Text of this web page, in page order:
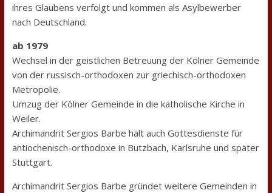
ihres Glaubens verfolgt und kommen als Asylbewerber
nach Deutschland.
ab 1979
Wechsel in der geistlichen Betreuung der Kölner Gemeinde
von der russisch-orthodoxen zur griechisch-orthodoxen
Metropolie.
Umzug der Kölner Gemeinde in die katholische Kirche in
Weiler.
Archimandrit Sergios Barbe hält auch Gottesdienste für
antiochenisch-orthodoxe in Butzbach, Karlsruhe und später
Stuttgart.
Archimandrit Sergios Barbe gründet weitere Gemeinden in